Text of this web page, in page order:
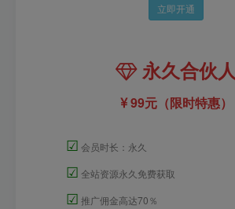
立即开通
永久合伙人
99元（限时特惠）
☑ 会员时长：永久
☑ 全站资源永久免费获取
☑ 推广佣金高达70％